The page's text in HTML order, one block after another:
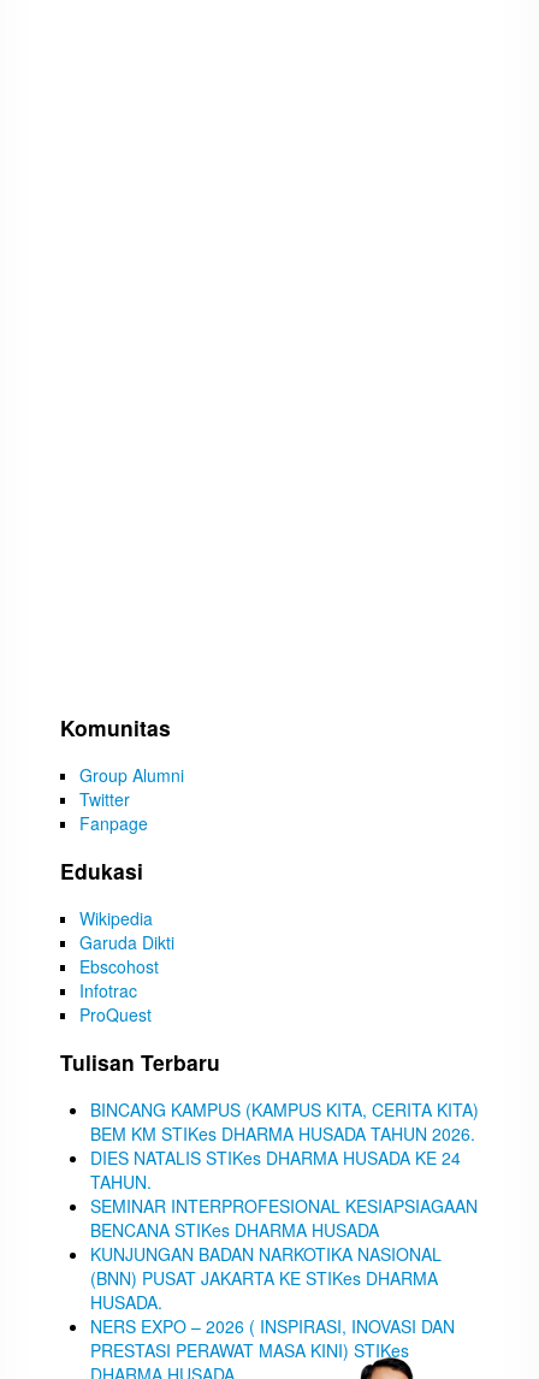
Komunitas
Group Alumni
Twitter
Fanpage
Edukasi
Wikipedia
Garuda Dikti
Ebscohost
Infotrac
ProQuest
Tulisan Terbaru
BINCANG KAMPUS (KAMPUS KITA, CERITA KITA)
BEM KM STIKes DHARMA HUSADA TAHUN 2026.
DIES NATALIS STIKes DHARMA HUSADA KE 24
TAHUN.
SEMINAR INTERPROFESIONAL KESIAPSIAGAAN
BENCANA STIKes DHARMA HUSADA
KUNJUNGAN BADAN NARKOTIKA NASIONAL
(BNN) PUSAT JAKARTA KE STIKes DHARMA
HUSADA.
NERS EXPO – 2026 ( INSPIRASI, INOVASI DAN
PRESTASI PERAWAT MASA KINI) STIKes
DHARMA HUSADA.